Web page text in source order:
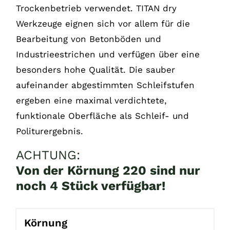
Trockenbetrieb verwendet. TITAN dry
Werkzeuge eignen sich vor allem für die
Bearbeitung von Betonböden und
Industrieestrichen und verfügen über eine
besonders hohe Qualität. Die sauber
aufeinander abgestimmten Schleifstufen
ergeben eine maximal verdichtete,
funktionale Oberfläche als Schleif- und
Politurergebnis.
ACHTUNG:
Von der Körnung 220 sind nur
noch 4 Stück verfügbar!
Körnung